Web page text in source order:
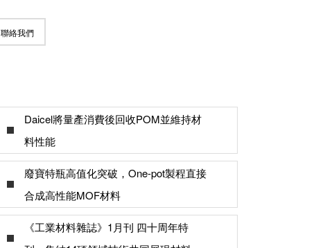
聯絡我們
Daicel將量產消費後回收POM並維持材
料性能
廢寶特瓶高值化突破，One-pot製程直接
合成高性能MOF材料
《工業材料雜誌》1月刊 四十周年特